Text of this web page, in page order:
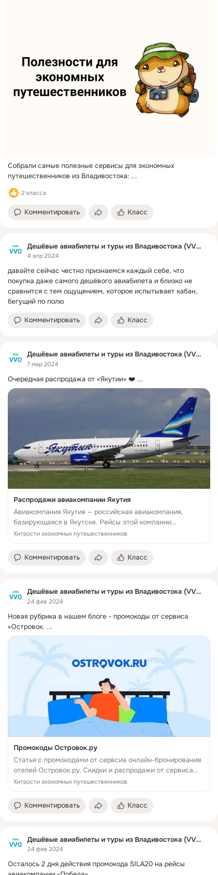
🛂 Визы: — Шенген
https://avia.tips/visa/
n/ — Япония
https://avia.tips/visa/japan/
📌 Полный список
полезностей ищите у нас в
блоге:
https://aviavvo.ru/
Собрали самые полезные сервисы для экономных
путешественников из Владивостока: ...
2 класса
Комментировать Класс
Дешёвые авиабилеты и туры из Владивостока (VVO)
4 апр 2024
давайте сейчас честно признаемся каждый себе, что
покупка даже самого дешёвого авиабилета и близко не
сравнится с тем ощущением, которое испытывает кабан,
бегущий по полю
Комментировать Класс
Дешёвые авиабилеты и туры из Владивостока (VVO)
7 мар 2024
Очередная распродажа от «Якутии» ❤️ ...
Распродажи авиакомпании Якутия
Авиакомпания Якутия — российская авиакомпания,
базирующаяся в Якутске. Рейсы этой компании
связывает Республику Саха и другие города России, а
Хитрости экономных путешественников
Комментировать Класс
Дешёвые авиабилеты и туры из Владивостока (VVO)
24 фев 2024
Новая рубрика в нашем блоге - промокоды от сервиса
«‎Островок. ...
Промокоды Островок.ру
Статья с промокодами от сервсиа онлайн-бронирования
отелей Островок.ру. Скидки и распродажи от сервиса
Ostrovok.ru, как воспользоваться
Хитрости экономных путешественников
Комментировать Класс
Дешёвые авиабилеты и туры из Владивостока (VVO)
24 фев 2024
Осталось 2 дня действия промокода SILA20 на рейсы